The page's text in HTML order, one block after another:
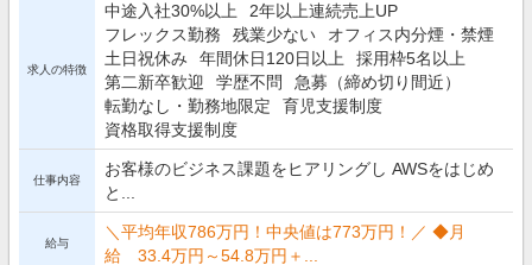
求人の特徴
中途入社30%以上
2年以上連続売上UP
フレックス勤務
残業少ない
オフィス内分煙・禁煙
土日祝休み
年間休日120日以上
採用枠5名以上
第二新卒歓迎
学歴不問
急募（締め切り間近）
転勤なし・勤務地限定
育児支援制度
資格取得支援制度
仕事内容
お客様のビジネス課題をヒアリングし AWSをはじめ
と...
給与
＼平均年収786万円！中央値は773万円！／ ◆月
給 33.4万円～54.8万円＋...